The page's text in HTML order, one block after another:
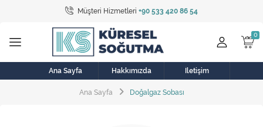
Müşteri Hizmetleri +90 533 420 86 54
Tüm Kategoriler
Bulaşık Makinesi
Buzdolabı
Çamaşır Kurutma Makinesi
Ana Sayfa Hakkımızda İletişim
Ana Sayfa Doğalgaz Sobası